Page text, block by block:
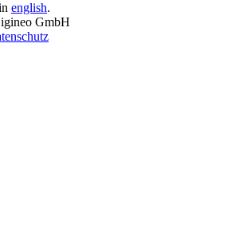
english.
GmbH